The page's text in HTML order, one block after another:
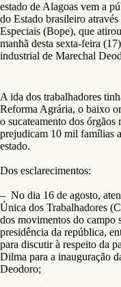
estado de Alagoas vem a
do Estado brasileiro
Especiais (Bope), que
manhã desta sexta-feira
industrial de Marechal
A ida dos trabalhadores
Reforma Agrária, o baixo
o sucateamento dos órgãos
prejudicam 10 mil famílias
estado.
Dos esclarecimentos:
– No dia 16 de agosto,
Única dos Trabalhadores
dos movimentos do campo
presidência da república,
para discutir à respeito da
Dilma para a inauguração
Deodoro;